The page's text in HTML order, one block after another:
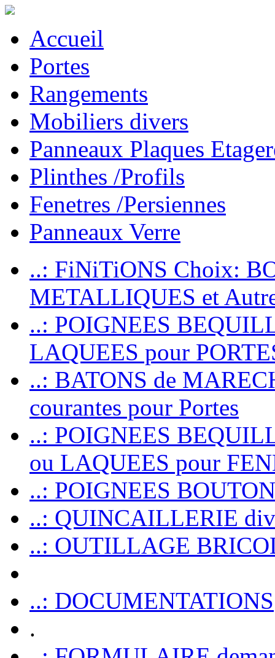
Accueil
Portes
Rangements
Mobiliers divers
Panneaux Plaques
Plinthes /Profils
Fenetres /Persiennes
Panneaux Verre
..: FiNiTiONS Choix:
METALLIQUES et
..: POIGNEES
LAQUEES pour
..: BATONS de
courantes pour Portes
..: POIGNEES
ou LAQUEES pour
..: POIGNEES
..: QUINCAILLERIE
..: OUTILLAGE
..: DOCUMENTATIONS
.